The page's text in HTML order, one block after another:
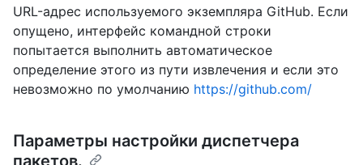
URL-адрес используемого экземпляра GitHub. Если
опущено, интерфейс командной строки
попытается выполнить автоматическое
определение этого из пути извлечения и если это
невозможно по умолчанию https://github.com/
Параметры настройки диспетчера
пакетов.